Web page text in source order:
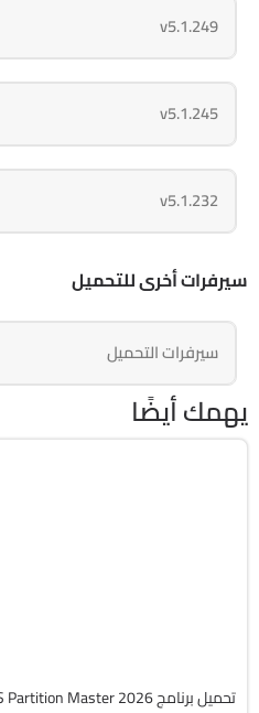
v5.1.249
v5.1.245
v5.1.232
سيرفرات أخرى للتحميل
سيرفرات التحميل
يهمك أيضًا